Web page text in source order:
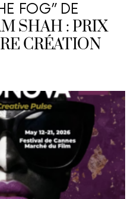
FOG” DE
SHAH : PRIX
CRÉATION